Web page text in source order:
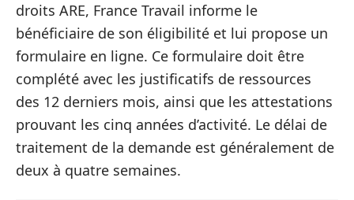
droits ARE, France Travail informe le
bénéficiaire de son éligibilité et lui propose un
formulaire en ligne. Ce formulaire doit être
complété avec les justificatifs de ressources
des 12 derniers mois, ainsi que les attestations
prouvant les cinq années d’activité. Le délai de
traitement de la demande est généralement de
deux à quatre semaines.